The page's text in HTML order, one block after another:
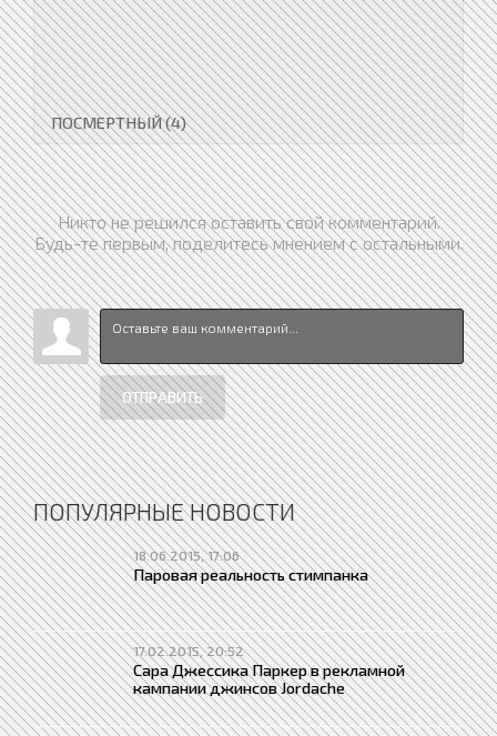
ПОСМЕРТНЫЙ (4)
Никто не решился оставить свой комментарий.
Будь-те первым, поделитесь мнением с остальными.
ОТПРАВИТЬ
ПОПУЛЯРНЫЕ НОВОСТИ
18.06.2015, 17:06
Паровая реальность стимпанка
17.02.2015, 20:52
Сара Джессика Паркер в рекламной
кампании джинсов Jordache